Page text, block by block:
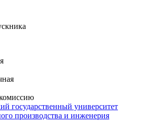
государственный университет
производства и инженерия